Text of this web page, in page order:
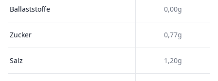
Ballaststoffe 0,00g
Zucker 0,77g
Salz 1,20g